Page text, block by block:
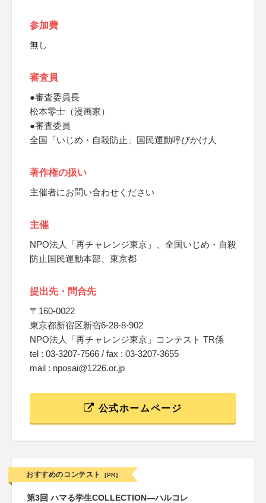
参加費
無し
審査員
●審査委員長
松本零士（漫画家）
●審査委員
全国「いじめ・自殺防止」国民運動呼びかけ人
著作権の扱い
主催者にお問い合わせください
主催
NPO法人「再チャレンジ東京」、全国いじめ・自殺
防止国民運動本部、東京都
提出先・問合先
〒160-0022
東京都新宿区新宿6-28-8-902
NPO法人「再チャレンジ東京」コンテスト TR係
tel : 03-3207-7566 / fax : 03-3207-3655
mail : nposai@1226.or.jp
公式ホームページ
おすすめのコンテスト [PR]
第3回 ハマる学生COLLECTION―ハルコレ